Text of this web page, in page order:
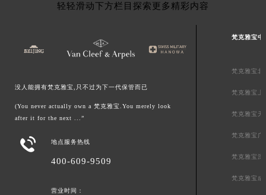
轻轻滑动下方栏目探索更多精彩内容
没人能拥有梵克雅宝,只不过为下一代保管而已
(You never actually own a 梵克雅宝.You merely look
after it for the next ...”
 地点服务热线
400-609-9509
营业时间：
梵克雅宝中
梵克雅宝北
梵克雅宝上
梵克雅宝天
梵克雅宝广
梵克雅宝深
梵克雅宝成